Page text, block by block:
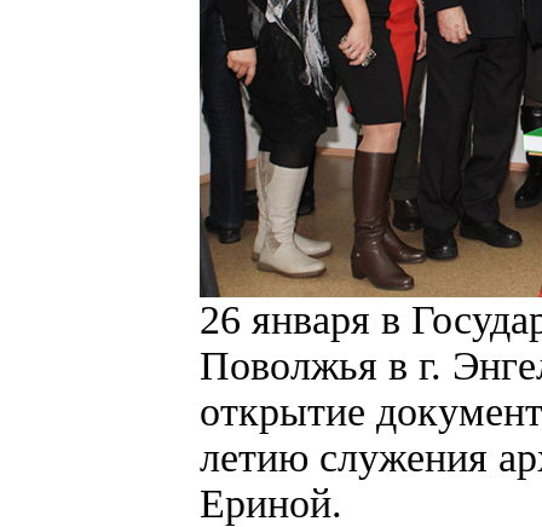
26 января в
Поволжья в г.
открытие
летию служения
Ериной.